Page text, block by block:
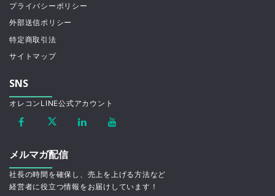
プライバシーポリシー
外部送信ポリシー
特定商取引法
サイトマップ
SNS
オレコンLINE公式アカウント
メルマガ配信
社長の時間を確保し、売上を上げる方法など
経営者に役立つ情報をお届けしています！